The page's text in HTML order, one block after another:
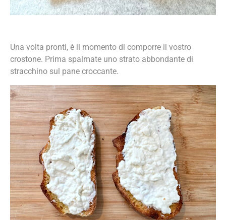
Una volta pronti, è il momento di comporre il vostro
crostone. Prima spalmate uno strato abbondante di
stracchino sul pane croccante.